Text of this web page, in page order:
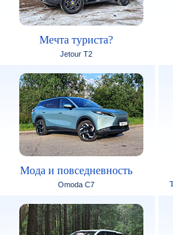
Мечта туриста?
Jetour T2
Мода и повседневность
Omoda C7